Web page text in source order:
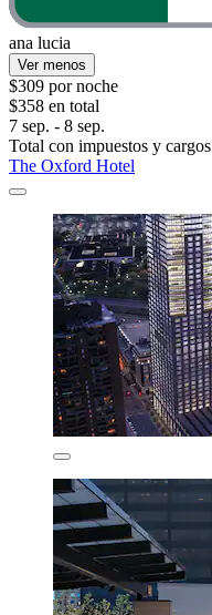
ana lucia
Ver menos
$309 por noche
$358 en total
7 sep. - 8 sep.
Total con impuestos y cargos
The Oxford Hotel